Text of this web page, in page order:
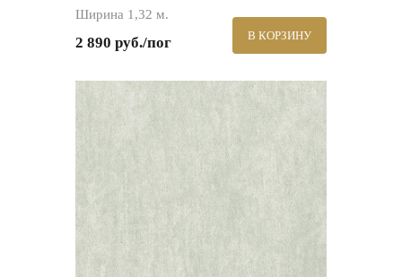
Ширина 1,32 м.
2 890 руб./пог В КОРЗИНУ